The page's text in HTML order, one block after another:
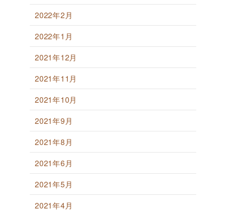
2022年2月
2022年1月
2021年12月
2021年11月
2021年10月
2021年9月
2021年8月
2021年6月
2021年5月
2021年4月